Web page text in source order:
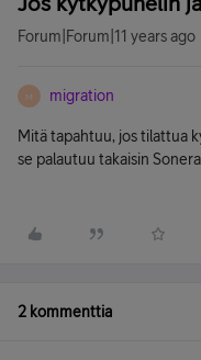
Forum|Forum|11 years ago
M migration
Mitä tapahtuu, jos tilattua
se palautuu takaisin
2 kommenttia